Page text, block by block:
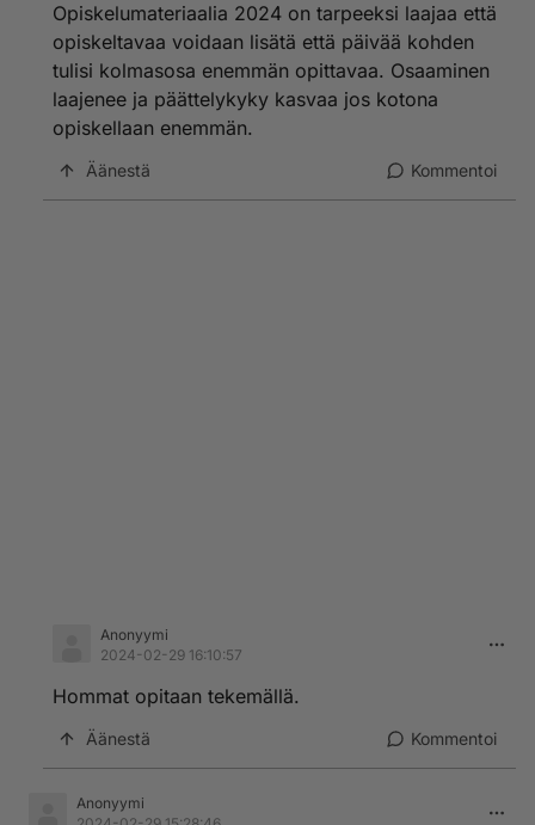
Opiskelumateriaalia 2024 on tarpeeksi laajaa että
opiskeltavaa voidaan lisätä että päivää kohden
tulisi kolmasosa enemmän opittavaa. Osaaminen
laajenee ja päättelykyky kasvaa jos kotona
opiskellaan enemmän.
Äänestä Kommentoi
Anonyymi
2024-02-29 16:10:57
Hommat opitaan tekemällä.
Äänestä Kommentoi
Anonyymi